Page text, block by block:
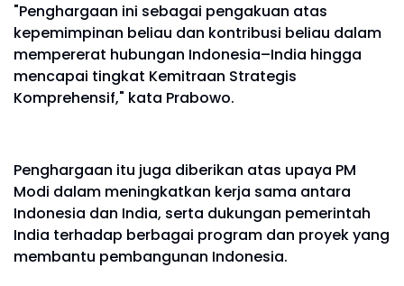
"Penghargaan ini sebagai pengakuan atas
kepemimpinan beliau dan kontribusi beliau dalam
mempererat hubungan Indonesia–India hingga
mencapai tingkat Kemitraan Strategis
Komprehensif," kata Prabowo.
Penghargaan itu juga diberikan atas upaya PM
Modi dalam meningkatkan kerja sama antara
Indonesia dan India, serta dukungan pemerintah
India terhadap berbagai program dan proyek yang
membantu pembangunan Indonesia.